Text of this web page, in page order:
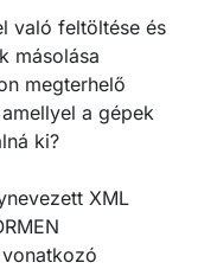
való feltöltése és
másolása
megterhelő
a gépek
ki?
XML